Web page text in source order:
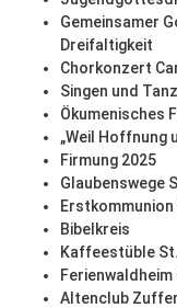
Gemeinsamer
Dreifaltigkeit
Chorkonzert
Singen und
Ökumenisches
„Weil Hoffnung
Firmung 2025
Glaubenswege
Erstkommunion
Bibelkreis
Kaffeestüble
Altenclub